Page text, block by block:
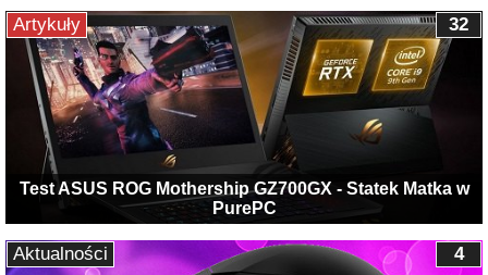
Test ASUS ROG Mothership GZ700GX - Statek Matka w
PurePC
32
Artykuły
4
Aktualności